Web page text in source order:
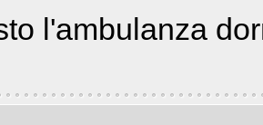
l'ambulanza